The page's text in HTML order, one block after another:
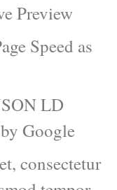
Preview
Speed as
LD
Google
consectetur